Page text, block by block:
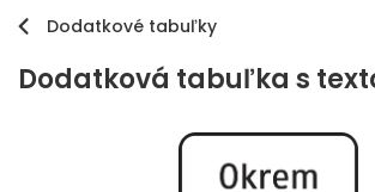
Dodatkové tabuľky
Dodatková tabuľka s